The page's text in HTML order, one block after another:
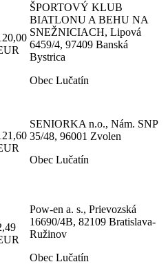
ŠPORTOVÝ KLUB
BIATLONU A BEHU NA
SNEŽNICIACH, Lipová
6459/4, 97409 Banská
Bystrica
Obec Lučatín
SENIORKA n.o., Nám. SNP
35/48, 96001 Zvolen
Obec Lučatín
Pow-en a. s., Prievozská
16690/4B, 82109 Bratislava-
Ružinov
Obec Lučatín